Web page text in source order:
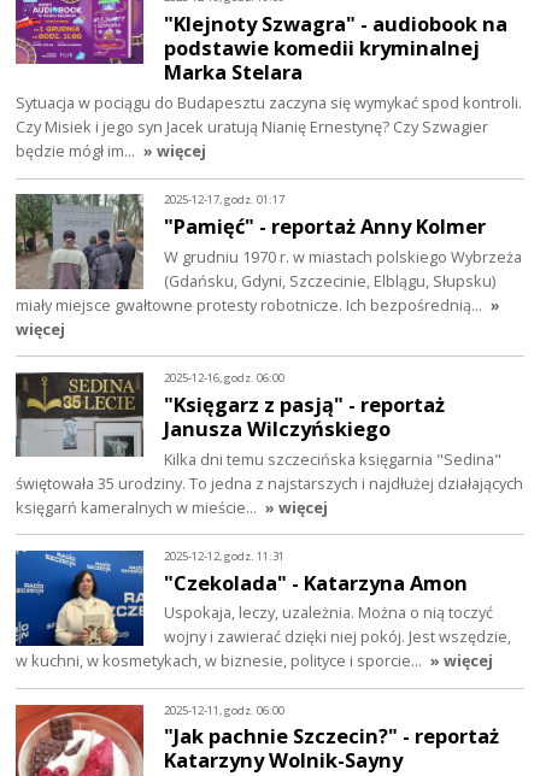
"Klejnoty Szwagra" - audiobook na
podstawie komedii kryminalnej
Marka Stelara
Sytuacja w pociągu do Budapesztu zaczyna się wymykać spod kontroli.
Czy Misiek i jego syn Jacek uratują Nianię Ernestynę? Czy Szwagier
będzie mógł im… » więcej
2025-12-17, godz. 01:17
"Pamięć" - reportaż Anny Kolmer
W grudniu 1970 r. w miastach polskiego Wybrzeża
(Gdańsku, Gdyni, Szczecinie, Elblągu, Słupsku)
miały miejsce gwałtowne protesty robotnicze. Ich bezpośrednią… »
więcej
2025-12-16, godz. 06:00
"Księgarz z pasją" - reportaż
Janusza Wilczyńskiego
Kilka dni temu szczecińska księgarnia "Sedina"
świętowała 35 urodziny. To jedna z najstarszych i najdłużej działających
księgarń kameralnych w mieście… » więcej
2025-12-12, godz. 11:31
"Czekolada" - Katarzyna Amon
Uspokaja, leczy, uzależnia. Można o nią toczyć
wojny i zawierać dzięki niej pokój. Jest wszędzie,
w kuchni, w kosmetykach, w biznesie, polityce i sporcie… » więcej
2025-12-11, godz. 06:00
"Jak pachnie Szczecin?" - reportaż
Katarzyny Wolnik-Sayny